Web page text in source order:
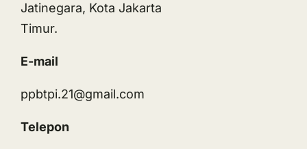
Jatinegara, Kota Jakarta
Timur.
E-mail
ppbtpi.21@gmail.com
Telepon